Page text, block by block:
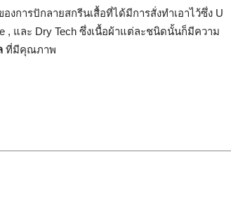
การปักลายสกรีนเสื้อที่ได้มีการสั่งทำเอาไว้ซึ่ง U
, และ Dry Tech ซึ่งเนื้อผ้าแต่ละชนิดนั้นก็มีความ
ที่มีคุณภาพ